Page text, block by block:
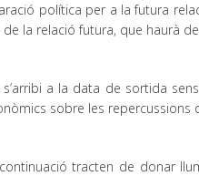
política per a la futura
de la relació futura, que haurà
a la data de sortida
sobre les
tracten de donar